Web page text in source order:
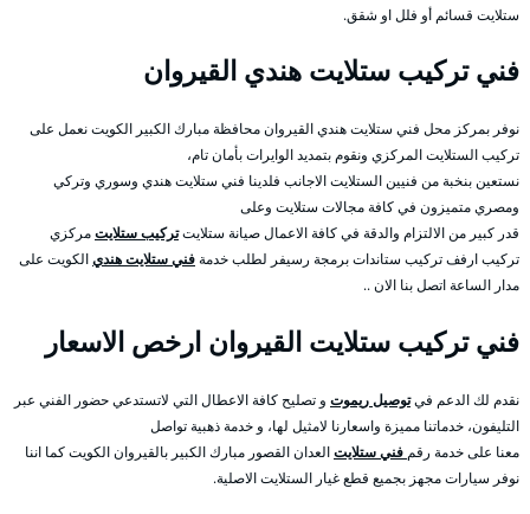
ستلايت قسائم أو فلل او شقق.
فني تركيب ستلايت هندي القيروان
نوفر بمركز محل فني ستلايت هندي القيروان محافظة مبارك الكبير الكويت نعمل على
تركيب الستلايت المركزي ونقوم بتمديد الوايرات بأمان تام،
نستعين بنخبة من فنيين الستلايت الاجانب فلدينا فني ستلايت هندي وسوري وتركي
ومصري متميزون في كافة مجالات ستلايت وعلى
قدر كبير من الالتزام والدقة في كافة الاعمال صيانة ستلايتتركيب ستلايتمركزي
تركيب ارفف تركيب ستاندات برمجة رسيفر لطلب خدمةفني ستلايت هنديالكويت على
مدار الساعة اتصل بنا الان ..
فني تركيب ستلايت القيروان ارخص الاسعار
نقدم لك الدعم فيتوصيل ريموت و تصليح كافة الاعطال التي لاتستدعي حضور الفني عبر
التليفون، خدماتنا مميزة واسعارنا لامثيل لها، و خدمة ذهبية تواصل
معنا على خدمة رقم فني ستلايتالعدان القصور مبارك الكبير بالقيروان الكويت كما اننا
نوفر سيارات مجهز بجميع قطع غيار الستلايت الاصلية.